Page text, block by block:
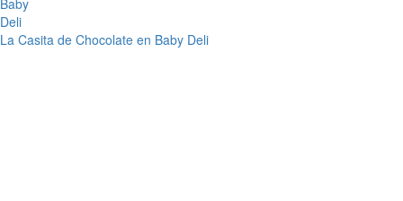
La Casita de Chocolate en Baby Deli